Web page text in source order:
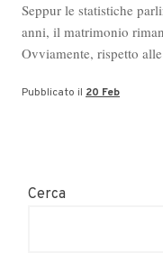
Seppur le statistiche
anni, il matrimonio
Ovviamente, rispetto
Pubblicato il 20 Feb
Cerca